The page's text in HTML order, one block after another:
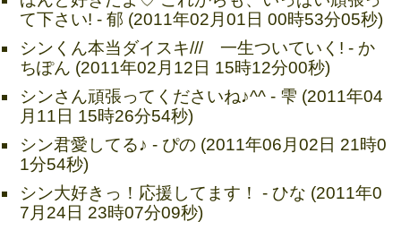
て下さい! - 郁 (2011年02月01日 00時53分05秒)
シンくん本当ダイスキ/// 一生ついていく! - か
ちぽん (2011年02月12日 15時12分00秒)
シンさん頑張ってくださいね♪^^ - 雫 (2011年04
月11日 15時26分54秒)
シン君愛してる♪ - ぴの (2011年06月02日 21時0
1分54秒)
シン大好きっ！応援してます！ - ひな (2011年0
7月24日 23時07分09秒)